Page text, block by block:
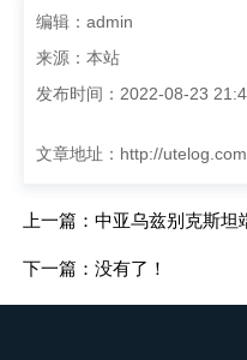
编辑：admin
来源：本站
发布时间：2022-08-23
文章地址： http://
上一篇：中亚乌兹别克斯
下一篇：没有了！